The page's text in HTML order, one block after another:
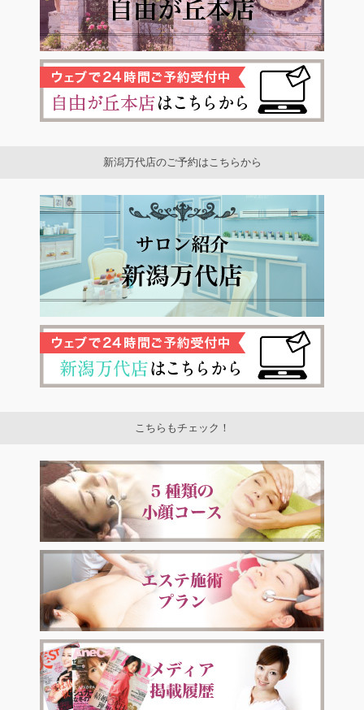
新潟万代店のご予約はこちらから
こちらもチェック！